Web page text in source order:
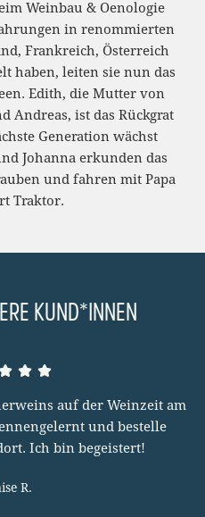
Weinbau & Oenologie
in renommierten
Frankreich, Österreich
haben, leiten sie nun das
Edith, die Mutter von
Andreas, ist das Rückgrat
Generation wächst
Johanna erkunden das
und fahren mit Papa
Traktor.
KUND*INNEN
auf der Weinzeit am
und bestelle
Ich bin begeistert!
R.